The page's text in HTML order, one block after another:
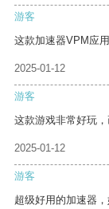
游客
这款加速器VPM应
2025-01-12
游客
这款游戏非常好玩，
2025-01-12
游客
超级好用的加速器